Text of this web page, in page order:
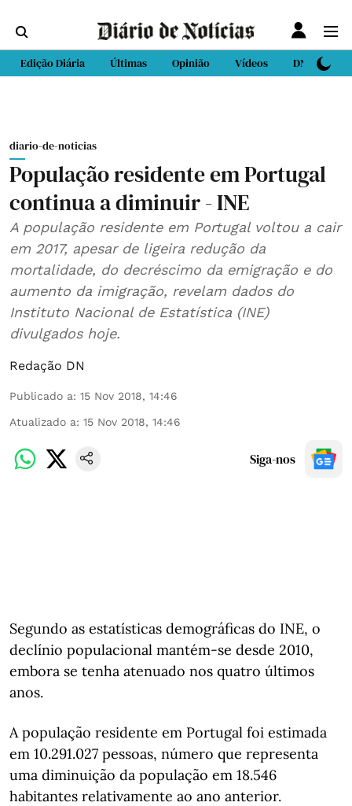
Edição Diária Últimas Opinião Vídeos DN Sport
diario-de-noticias
População residente em Portugal
continua a diminuir - INE
A população residente em Portugal voltou a cair
em 2017, apesar de ligeira redução da
mortalidade, do decréscimo da emigração e do
aumento da imigração, revelam dados do
Instituto Nacional de Estatística (INE)
divulgados hoje.
Redação DN
Publicado a: 15 Nov 2018, 14:46
Atualizado a: 15 Nov 2018, 14:46
Siga-nos
Segundo as estatísticas demográficas do INE, o
declínio populacional mantém-se desde 2010,
embora se tenha atenuado nos quatro últimos
anos.
A população residente em Portugal foi estimada
em 10.291.027 pessoas, número que representa
uma diminuição da população em 18.546
habitantes relativamente ao ano anterior.